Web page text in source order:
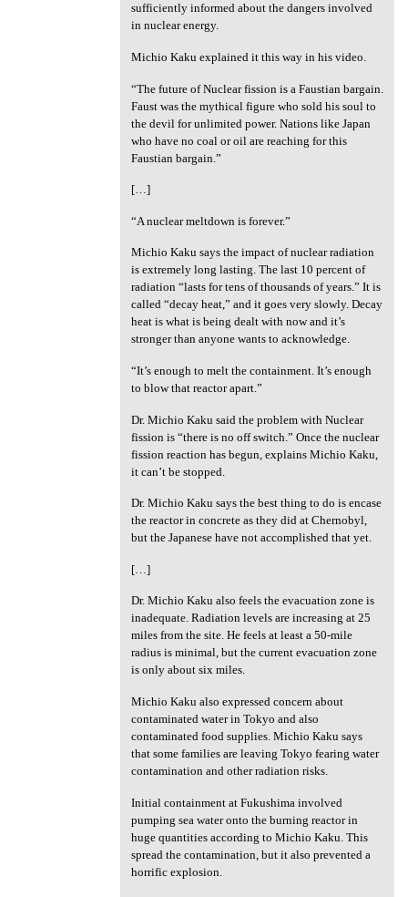
sufficiently informed about the dangers involved
in nuclear energy.
Michio Kaku explained it this way in his video.
“The future of Nuclear fission is a Faustian bargain.
Faust was the mythical figure who sold his soul to
the devil for unlimited power. Nations like Japan
who have no coal or oil are reaching for this
Faustian bargain.”
[…]
“A nuclear meltdown is forever.”
Michio Kaku says the impact of nuclear radiation
is extremely long lasting. The last 10 percent of
radiation “lasts for tens of thousands of years.” It is
called “decay heat,” and it goes very slowly. Decay
heat is what is being dealt with now and it’s
stronger than anyone wants to acknowledge.
“It’s enough to melt the containment. It’s enough
to blow that reactor apart.”
Dr. Michio Kaku said the problem with Nuclear
fission is “there is no off switch.” Once the nuclear
fission reaction has begun, explains Michio Kaku,
it can’t be stopped.
Dr. Michio Kaku says the best thing to do is encase
the reactor in concrete as they did at Chernobyl,
but the Japanese have not accomplished that yet.
[…]
Dr. Michio Kaku also feels the evacuation zone is
inadequate. Radiation levels are increasing at 25
miles from the site. He feels at least a 50-mile
radius is minimal, but the current evacuation zone
is only about six miles.
Michio Kaku also expressed concern about
contaminated water in Tokyo and also
contaminated food supplies. Michio Kaku says
that some families are leaving Tokyo fearing water
contamination and other radiation risks.
Initial containment at Fukushima involved
pumping sea water onto the burning reactor in
huge quantities according to Michio Kaku. This
spread the contamination, but it also prevented a
horrific explosion.